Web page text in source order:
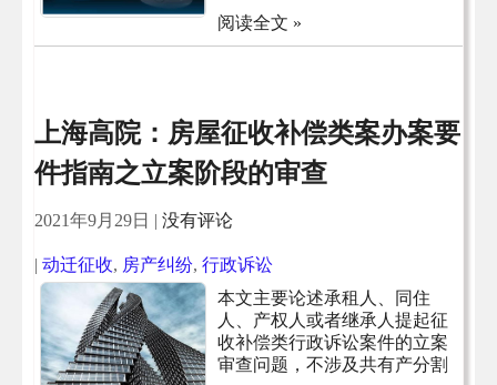
阅读全文 »
上海高院：房屋征收补偿类案办案要
件指南之立案阶段的审查
2021年9月29日 | 没有评论
| 动迁征收, 房产纠纷, 行政诉讼
本文主要论述承租人、同住
人、产权人或者继承人提起征
收补偿类行政诉讼案件的立案
审查问题，不涉及共有产分割